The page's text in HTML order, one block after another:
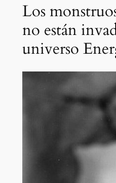
Los
no están
universo